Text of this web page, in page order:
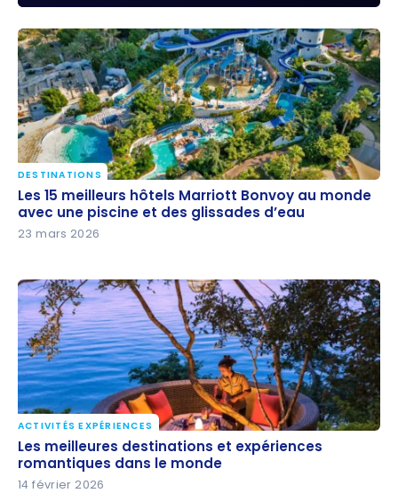
Les 15 meilleurs hôtels Marriott Bonvoy au monde
avec une piscine et des glissades d’eau
DESTINATIONS
Les 15 meilleurs hôtels Marriott Bonvoy au monde
avec une piscine et des glissades d’eau
23 mars 2026
Les meilleures destinations et expériences
romantiques dans le monde
ACTIVITÉS EXPÉRIENCES
Les meilleures destinations et expériences
romantiques dans le monde
14 février 2026